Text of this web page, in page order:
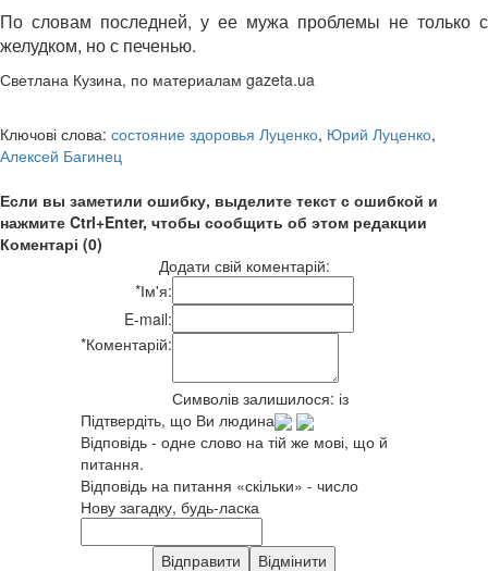
По словам последней, у ее мужа проблемы не только с
желудком, но с печенью.
Светлана Кузина, по материалам gazeta.ua
Ключові слова: состояние здоровья Луценко, Юрий Луценко,
Алексей Багинец
Если вы заметили ошибку, выделите текст с ошибкой и
нажмите Ctrl+Enter, чтобы сообщить об этом редакции
Коментарі (0)
Додати свій коментарій:
*Ім'я:
E-mail:
*Коментарій:
Символів залишилося: із
Підтвердіть, що Ви людина
Відповідь - одне слово на тій же мові, що й
питання.
Відповідь на питання «скільки» - число
Нову загадку, будь-ласка